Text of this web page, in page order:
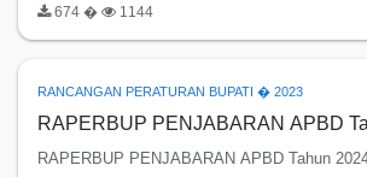
674 � 1144
RANCANGAN PERATURAN BUPATI � 2023
RAPERBUP PENJABARAN APBD
RAPERBUP PENJABARAN APBD Tahun